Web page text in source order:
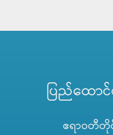
ပြည်ထောင်
ဧရာဝတီတို